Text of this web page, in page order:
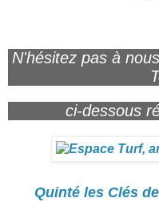
N'hésitez pas à
ci-dessous
Quinté les Clés